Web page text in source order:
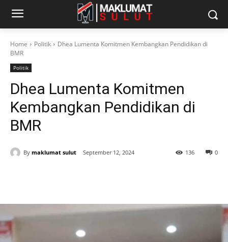
Home Politik
Dhea Lumenta Komitmen Kembangkan Pendidikan di
BMR
Politik
Dhea Lumenta Komitmen
Kembangkan Pendidikan di
BMR
By maklumat sulut September 12, 2024 0
136